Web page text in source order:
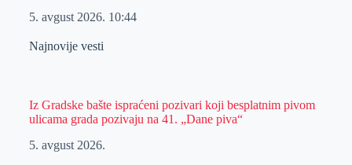
5. avgust 2026. 10:44
Najnovije vesti
Iz Gradske bašte ispraćeni pozivari koji besplatnim pivom
ulicama grada pozivaju na 41. „Dane piva“
5. avgust 2026.